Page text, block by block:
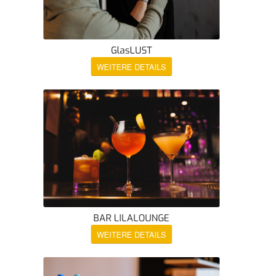
GlasLUST
WEITERE DETAILS
BAR LILALOUNGE
WEITERE DETAILS